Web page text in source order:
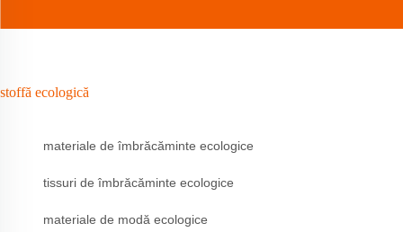
stoffă ecologică
materiale de îmbrăcăminte ecologice
tissuri de îmbrăcăminte ecologice
materiale de modă ecologice